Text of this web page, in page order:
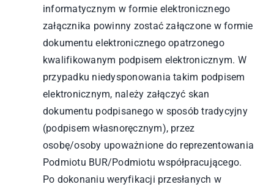
informatycznym w formie elektronicznego
załącznika powinny zostać załączone w formie
dokumentu elektronicznego opatrzonego
kwalifikowanym podpisem elektronicznym. W
przypadku niedysponowania takim podpisem
elektronicznym, należy załączyć skan
dokumentu podpisanego w sposób tradycyjny
(podpisem własnoręcznym), przez
osobę/osoby upoważnione do reprezentowania
Podmiotu BUR/Podmiotu współpracującego.
Po dokonaniu weryfikacji przesłanych w